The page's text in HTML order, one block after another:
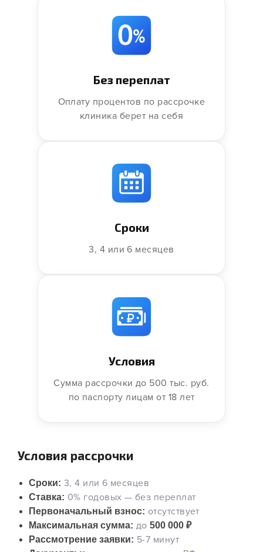
Без переплат
Оплату процентов по рассрочке
клиника берет на себя
Сроки
3, 4 или 6 месяцев
Условия
Сумма рассрочки до 500 тыс. руб.
по паспорту лицам от 18 лет
Условия рассрочки
Сроки: 3, 4 или 6 месяцев
Ставка: 0% годовых — без переплат
Первоначальный взнос: отсутствует
Максимальная сумма: до500 000 ₽
Рассмотрение заявки: 5-7 минут